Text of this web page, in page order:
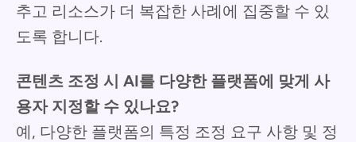
추고 리소스가 더 복잡한 사례에 집중할 수 있
도록 합니다.
콘텐츠 조정 시 AI를 다양한 플랫폼에 맞게 사
용자 지정할 수 있나요?
예, 다양한 플랫폼의 특정 조정 요구 사항 및 정